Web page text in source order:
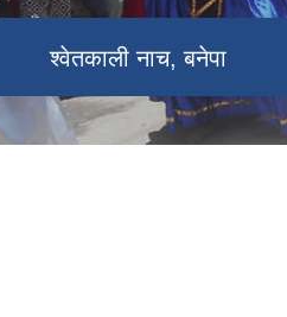
चण्डेश्वरी मन्दिर, बनेपा
श्वेतकाली नाच, बनेपा